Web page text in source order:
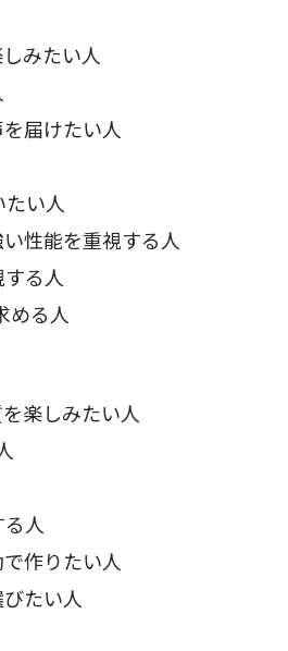
みたい人
届けたい人
い人
性能を重視する人
る人
める人
楽しみたい人
人
作りたい人
たい人